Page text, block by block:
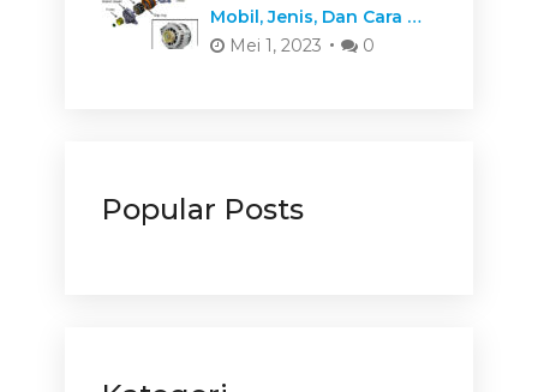
Mobil, Jenis, Dan Cara …
Mei 1, 2023
0
Popular Posts